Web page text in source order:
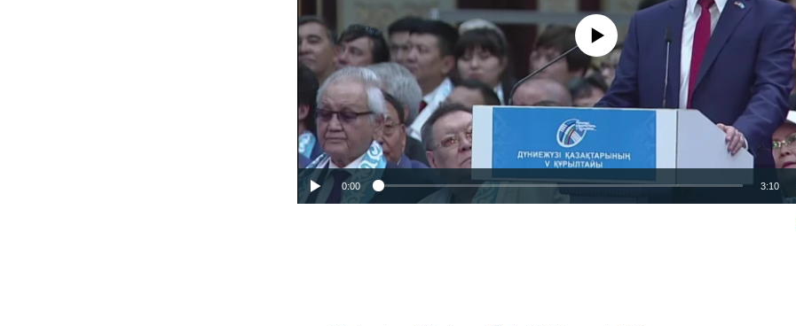
No media source currently available
0:00 3:10